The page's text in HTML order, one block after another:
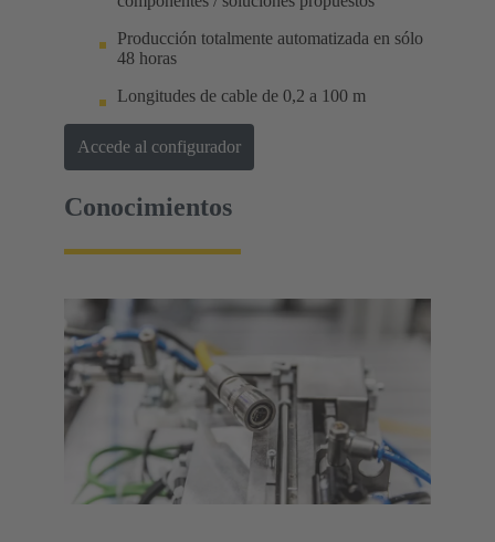
Producción totalmente automatizada en sólo
48 horas
Longitudes de cable de 0,2 a 100 m
Accede al configurador
Conocimientos